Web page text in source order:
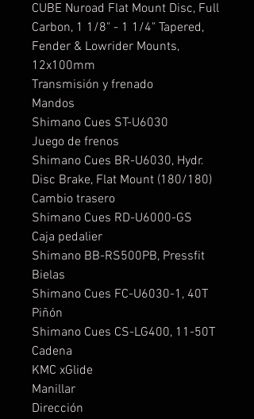
CUBE Nuroad Flat Mount Disc, Full
Carbon, 1 1/8" - 1 1/4" Tapered,
Fender & Lowrider Mounts,
12x100mm
Transmisión y frenado
Mandos
Shimano Cues ST-U6030
Juego de frenos
Shimano Cues BR-U6030, Hydr.
Disc Brake, Flat Mount (180/180)
Cambio trasero
Shimano Cues RD-U6000-GS
Caja pedalier
Shimano BB-RS500PB, Pressfit
Bielas
Shimano Cues FC-U6030-1, 40T
Piñón
Shimano Cues CS-LG400, 11-50T
Cadena
KMC xGlide
Manillar
Dirección